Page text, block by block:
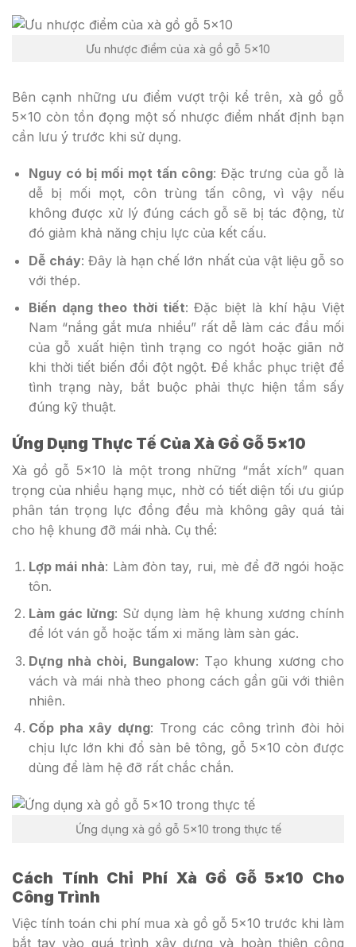
Ưu nhược điểm của xà gồ gỗ 5×10
Bên cạnh những ưu điểm vượt trội kể trên, xà gồ gỗ
5×10 còn tồn đọng một số nhược điểm nhất định bạn
cần lưu ý trước khi sử dụng.
Nguy có bị mối mọt tấn công: Đặc trưng của gỗ là
dễ bị mối mọt, côn trùng tấn công, vì vậy nếu
không được xử lý đúng cách gỗ sẽ bị tác động, từ
đó giảm khả năng chịu lực của kết cấu.
Dễ cháy: Đây là hạn chế lớn nhất của vật liệu gỗ so
với thép.
Biến dạng theo thời tiết: Đặc biệt là khí hậu Việt
Nam “nắng gắt mưa nhiều” rất dễ làm các đầu mối
của gỗ xuất hiện tình trạng co ngót hoặc giãn nở
khi thời tiết biến đổi đột ngột. Để khắc phục triệt để
tình trạng này, bắt buộc phải thực hiện tẩm sấy
đúng kỹ thuật.
Ứng Dụng Thực Tế Của Xà Gồ Gỗ 5×10
Xà gồ gỗ 5×10 là một trong những “mắt xích” quan
trọng của nhiều hạng mục, nhờ có tiết diện tối ưu giúp
phân tán trọng lực đồng đều mà không gây quá tải
cho hệ khung đỡ mái nhà. Cụ thể:
Lợp mái nhà: Làm đòn tay, rui, mè để đỡ ngói hoặc
tôn.
Làm gác lửng: Sử dụng làm hệ khung xương chính
để lót ván gỗ hoặc tấm xi măng làm sàn gác.
Dựng nhà chòi, Bungalow: Tạo khung xương cho
vách và mái nhà theo phong cách gần gũi với thiên
nhiên.
Cốp pha xây dựng: Trong các công trình đòi hỏi
chịu lực lớn khi đổ sàn bê tông, gỗ 5×10 còn được
dùng để làm hệ đỡ rất chắc chắn.
Ứng dụng xà gồ gỗ 5×10 trong thực tế
Cách Tính Chi Phí Xà Gồ Gỗ 5×10 Cho
Công Trình
Việc tính toán chi phí mua xà gồ gỗ 5×10 trước khi làm
bắt tay vào quá trình xây dựng và hoàn thiện công